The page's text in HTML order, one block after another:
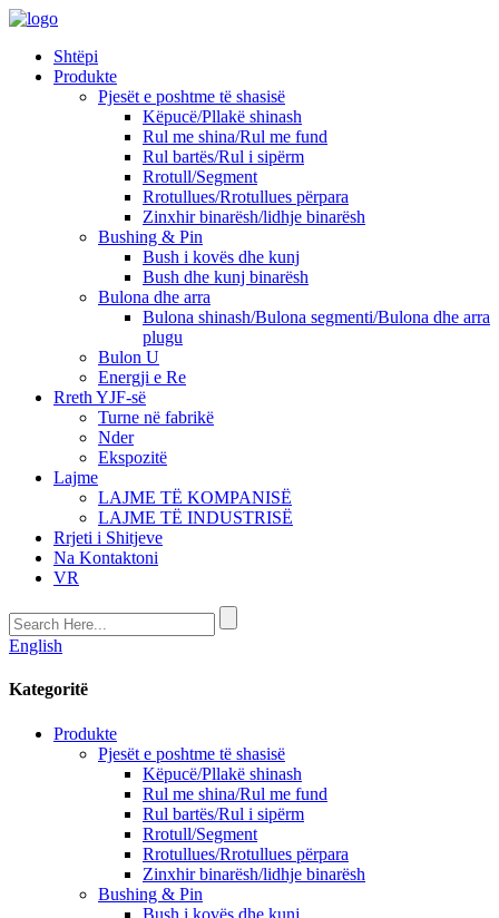
Shtëpi
Produkte
Pjesët e poshtme të shasisë
Këpucë/Pllakë shinash
Rul me shina/Rul me fund
Rul bartës/Rul i sipërm
Rrotull/Segment
Rrotullues/Rrotullues përpara
Zinxhir binarësh/lidhje binarësh
Bushing & Pin
Bush i kovës dhe kunj
Bush dhe kunj binarësh
Bulona dhe arra
Bulona shinash/Bulona segmenti/Bulona dhe arra
plugu
Bulon U
Energji e Re
Rreth YJF-së
Turne në fabrikë
Nder
Ekspozitë
Lajme
LAJME TË KOMPANISË
LAJME TË INDUSTRISË
Rrjeti i Shitjeve
Na Kontaktoni
VR
English
Kategoritë
Produkte
Pjesët e poshtme të shasisë
Këpucë/Pllakë shinash
Rul me shina/Rul me fund
Rul bartës/Rul i sipërm
Rrotull/Segment
Rrotullues/Rrotullues përpara
Zinxhir binarësh/lidhje binarësh
Bushing & Pin
Bush i kovës dhe kunj